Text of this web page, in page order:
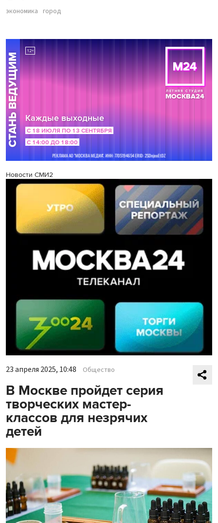
экономика город
Новости СМИ2
23 апреля 2025, 10:48 Общество
В Москве пройдет серия
творческих мастер-
классов для незрячих
детей